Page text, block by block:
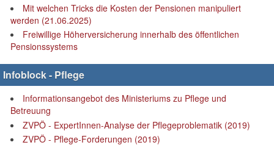
Mit welchen Tricks die Kosten der Pensionen manipuliert
werden (21.06.2025)
Freiwillige Höherversicherung innerhalb des öffentlichen
Pensionssystems
Infoblock - Pflege
Informationsangebot des Ministeriums zu Pflege und
Betreuung
ZVPÖ - ExpertInnen-Analyse der Pflegeproblematik (2019)
ZVPÖ - Pflege-Forderungen (2019)